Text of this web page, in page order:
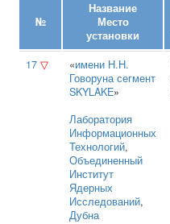
№
Название
Место
установки
17 ▽ «имени Н.Н.
Говоруна сегмент
SKYLAKE»
Лаборатория
Информационных
Технологий,
Объединенный
Институт
Ядерных
Исследований,
Дубна